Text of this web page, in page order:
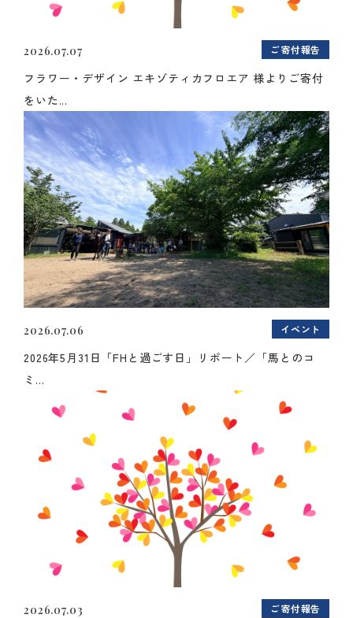
2026.07.07 ご寄付報告
フラワー・デザイン エキゾティカフロエア 様よりご寄付
をいた...
2026.07.06 イベント
2026年5月31日「FHと過ごす日」リポート／「馬とのコ
ミ...
2026.07.03 ご寄付報告